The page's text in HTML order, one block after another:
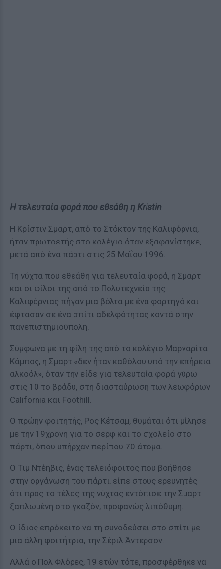
Η τελευταία φορά που εθεάθη η Kristin
Η Κρίστιν Σμαρτ, από το Στόκτον της Καλιφόρνια,
ήταν πρωτοετής στο κολέγιο όταν εξαφανίστηκε,
μετά από ένα πάρτι στις 25 Μαΐου 1996.
Τη νύχτα που εθεάθη για τελευταία φορά, η Σμαρτ
και οι φίλοι της από το Πολυτεχνείο της
Καλιφόρνιας πήγαν μια βόλτα με ένα φορτηγό και
έφτασαν σε ένα σπίτι αδελφότητας κοντά στην
πανεπιστημιούπολη.
Σύμφωνα με τη φίλη της από το κολέγιο Μαργαρίτα
Κάμπος, η Σμαρτ «δεν ήταν καθόλου υπό την επήρεια
αλκοόλ», όταν την είδε για τελευταία φορά γύρω
στις 10 το βράδυ, στη διασταύρωση των λεωφόρων
California και Foothill.
Ο πρώην φοιτητής, Ρος Κέτσαμ, θυμάται ότι μίλησε
με την 19χρονη για το σερφ και το σχολείο στο
πάρτι, όπου υπήρχαν περίπου 70 άτομα.
Ο Τιμ Ντέηβις, ένας τελειόφοιτος που βοήθησε
στην οργάνωση του πάρτι, είπε στους ερευνητές
ότι προς το τέλος της νύχτας εντόπισε την Σμαρτ
ξαπλωμένη στο γκαζόν, προφανώς λιπόθυμη.
Ο ίδιος επρόκειτο να τη συνοδεύσει στο σπίτι με
μια άλλη φοιτήτρια, την Σέριλ Άντερσον.
Αλλά ο Πολ Φλόρες, 19 ετών τότε, προσφέρθηκε να